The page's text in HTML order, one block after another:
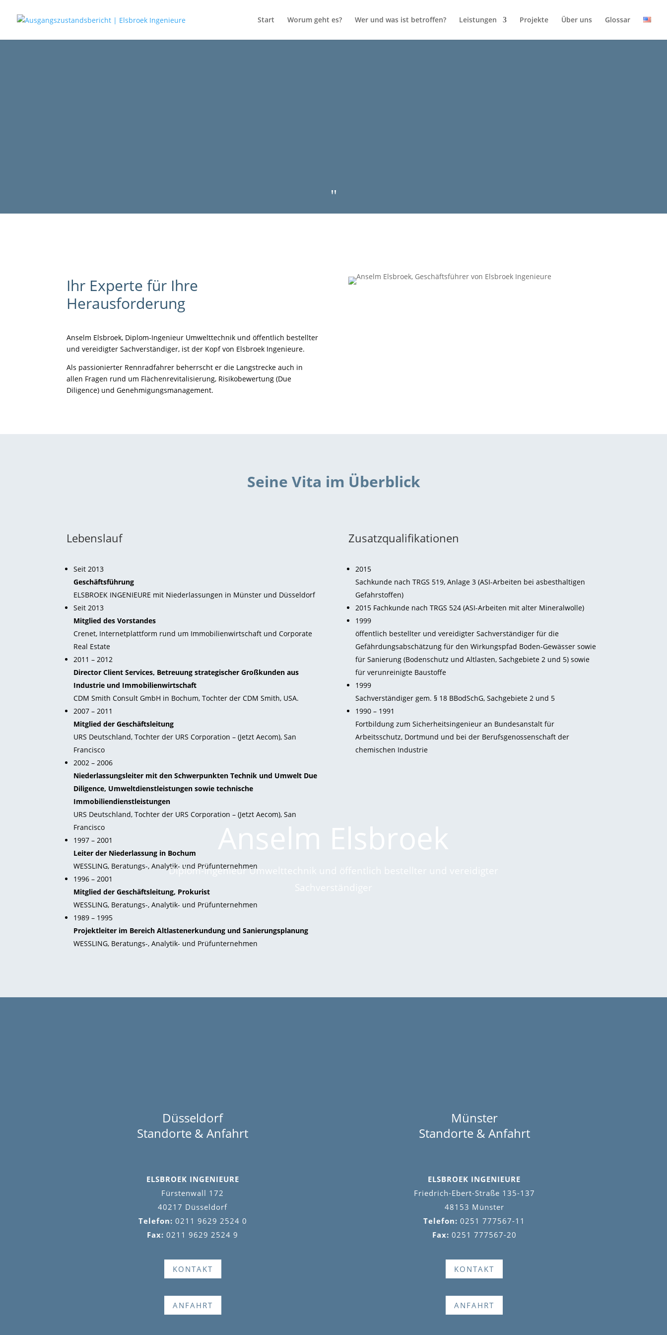
Start Worum geht es? Wer und was ist betroffen? Leistungen Projekte Über uns Glossar
Anselm Elsbroek
Diplom-Ingenieur Umwelttechnik und öffentlich bestellter und vereidigter
Sachverständiger
"
Ihr Experte für Ihre
Herausforderung
Anselm Elsbroek, Diplom-Ingenieur Umwelttechnik und öffentlich bestellter
und vereidigter Sachverständiger, ist der Kopf von Elsbroek Ingenieure.
Als passionierter Rennradfahrer beherrscht er die Langstrecke auch in
allen Fragen rund um Flächenrevitalisierung, Risikobewertung (Due
Diligence) und Genehmigungsmanagement.
Seine Vita im Überblick
Lebenslauf
Seit 2013
Geschäftsführung
ELSBROEK INGENIEURE mit Niederlassungen in Münster und Düsseldorf
Seit 2013
Mitglied des Vorstandes
Crenet, Internetplattform rund um Immobilienwirtschaft und Corporate
Real Estate
2011 – 2012
Director Client Services, Betreuung strategischer Großkunden aus
Industrie und Immobilienwirtschaft
CDM Smith Consult GmbH in Bochum, Tochter der CDM Smith, USA.
2007 – 2011
Mitglied der Geschäftsleitung
URS Deutschland, Tochter der URS Corporation – (Jetzt Aecom), San
Francisco
2002 – 2006
Niederlassungsleiter mit den Schwerpunkten Technik und Umwelt Due
Diligence, Umweltdienstleistungen sowie technische
Immobiliendienstleistungen
URS Deutschland, Tochter der URS Corporation – (Jetzt Aecom), San
Francisco
1997 – 2001
Leiter der Niederlassung in Bochum
WESSLING, Beratungs-, Analytik- und Prüfunternehmen
1996 – 2001
Mitglied der Geschäftsleitung, Prokurist
WESSLING, Beratungs-, Analytik- und Prüfunternehmen
1989 – 1995
Projektleiter im Bereich Altlastenerkundung und Sanierungsplanung
WESSLING, Beratungs-, Analytik- und Prüfunternehmen
Zusatzqualifikationen
2015
Sachkunde nach TRGS 519, Anlage 3 (ASI-Arbeiten bei asbesthaltigen
Gefahrstoffen)
2015 Fachkunde nach TRGS 524 (ASI-Arbeiten mit alter Mineralwolle)
1999
öffentlich bestellter und vereidigter Sachverständiger für die
Gefährdungsabschätzung für den Wirkungspfad Boden-Gewässer sowie
für Sanierung (Bodenschutz und Altlasten, Sachgebiete 2 und 5) sowie
für verunreinigte Baustoffe
1999
Sachverständiger gem. § 18 BBodSchG, Sachgebiete 2 und 5
1990 – 1991
Fortbildung zum Sicherheitsingenieur an Bundesanstalt für
Arbeitsschutz, Dortmund und bei der Berufsgenossenschaft der
chemischen Industrie
Düsseldorf
Standorte & Anfahrt
ELSBROEK INGENIEURE
Fürstenwall 172
40217 Düsseldorf
Telefon: 0211 9629 2524 0
Fax: 0211 9629 2524 9
KONTAKT
ANFAHRT
Münster
Standorte & Anfahrt
ELSBROEK INGENIEURE
Friedrich-Ebert-Straße 135-137
48153 Münster
Telefon: 0251 777567-11
Fax: 0251 777567-20
KONTAKT
ANFAHRT